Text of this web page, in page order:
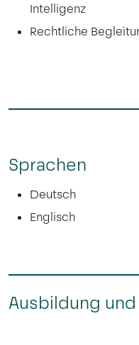
Intelligenz
Rechtliche
Sprachen
Deutsch
Englisch
Ausbildung